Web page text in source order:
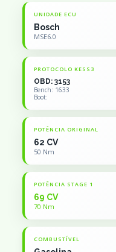
UNIDADE ECU
Bosch
MSE6.0
PROTOCOLO KESS3
OBD: 3153
Bench: 1633
Boot:
POTÊNCIA ORIGINAL
62 CV
50 Nm
POTÊNCIA STAGE 1
69 CV
70 Nm
COMBUSTÍVEL